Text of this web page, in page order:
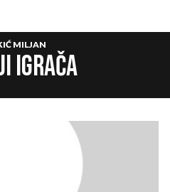
MILJAN
igrača